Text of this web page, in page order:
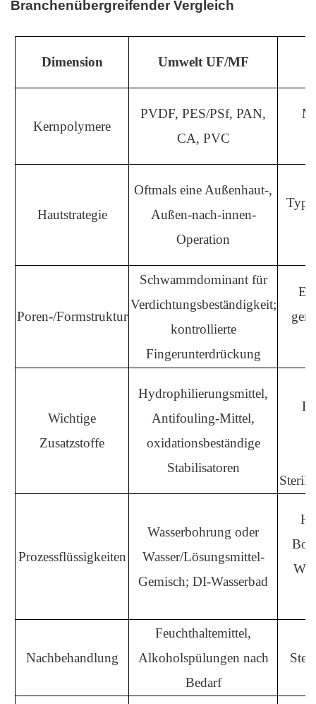
Branchenübergreifender Vergleich
Dimension
Umwelt UF/MF
Kernpolymere
PVDF, PES/PSf, PAN,
CA, PVC
Hautstrategie
Oftmals eine Außenhaut-,
Außen-nach-innen-
Operation
Poren-/Formstruktur
Schwammdominant für
Verdichtungsbeständigkeit;
kontrollierte
Fingerunterdrückung
Wichtige
Zusatzstoffe
Hydrophilierungsmittel,
Antifouling-Mittel,
oxidationsbeständige
Stabilisatoren
Prozessflüssigkeiten
Wasserbohrung oder
Wasser/Lösungsmittel-
Gemisch; DI-Wasserbad
Nachbehandlung
Feuchthaltemittel,
Alkoholspülungen nach
Bedarf